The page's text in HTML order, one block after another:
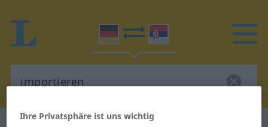
Ihre Privatsphäre ist uns wichtig